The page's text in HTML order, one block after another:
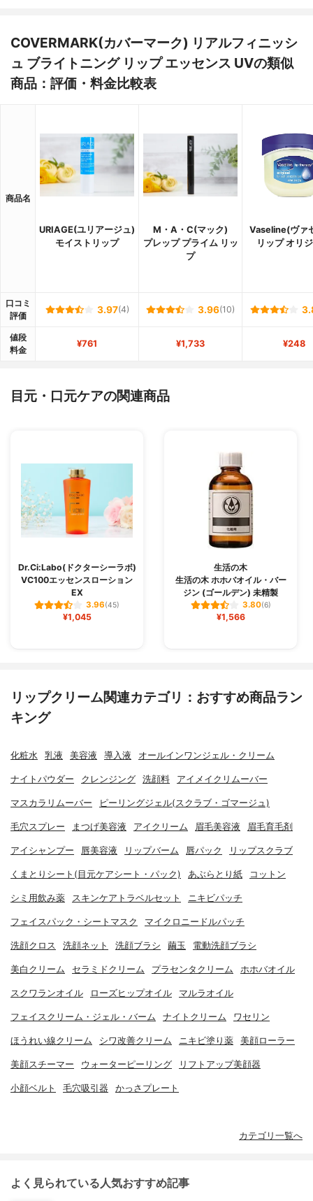
エキス、グリチルレチン酸ステアリル、コ
ンドロイチン硫酸Na、シナノキエキス、ス
ギナエキス、セージエキス、セイヨウノコ
ギリソウエキス、ゼニアオイエキス、トウ
テトライソステアリン酸ペンタエリスリチ
ル、酢酸トコフェロール、フェノキシエタ
ノール、メチルパラベン、エチルパラベ
ン、プロピルパラベン、イソブチルパラベ
ン、ブチルパラベン、ベニバナ赤、赤201、
COVERMARK(カバーマーク) リアルフィニッシ
ュ ブライトニング リップ エッセンス UVの類似
商品：評価・料金比較表
商品名
URIAGE(ユリアージュ)
モイストリップ
M・A・C(マック)
プレップ プライム リッ
プ
Vaseline(ヴァ
リップ オリ
口コミ
評価
3.97(4) 3.96(10)
値段
料金
¥761 ¥1,733 ¥248
目元・口元ケアの関連商品
Dr.Ci:Labo(ドクターシーラボ)
VC100エッセンスローション
EX
3.96(45)
¥1,045
生活の木
生活の木 ホホバオイル・バー
ジン (ゴールデン) 未精製
3.80(6)
¥1,566
リップクリーム関連カテゴリ：おすすめ商品ラン
キング
化粧水 乳液 美容液 導入液 オールインワンジェル・クリーム
ナイトパウダー クレンジング 洗顔料 アイメイクリムーバー
マスカラリムーバー ピーリングジェル(スクラブ・ゴマージュ)
毛穴スプレー まつげ美容液 アイクリーム 眉毛美容液 眉毛育毛剤
アイシャンプー 唇美容液 リップバーム 唇パック リップスクラブ
くまとりシート(目元ケアシート・パック) あぶらとり紙 コットン
シミ用飲み薬 スキンケアトラベルセット ニキビパッチ
フェイスパック・シートマスク マイクロニードルパッチ
洗顔クロス 洗顔ネット 洗顔ブラシ 繭玉 電動洗顔ブラシ
美白クリーム セラミドクリーム プラセンタクリーム ホホバオイル
スクワランオイル ローズヒップオイル マルラオイル
フェイスクリーム・ジェル・バーム ナイトクリーム ワセリン
ほうれい線クリーム シワ改善クリーム ニキビ塗り薬 美顔ローラー
美顔スチーマー ウォーターピーリング リフトアップ美顔器
小顔ベルト 毛穴吸引器 かっさプレート
カテゴリ一覧へ
よく見られている人気おすすめ記事